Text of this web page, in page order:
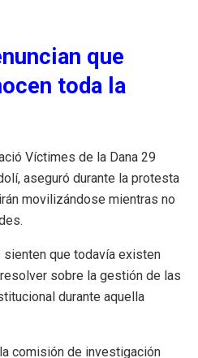
que
toda la
Víctimes de la Dana 29
aseguró durante la protesta
movilizándose mientras no
que todavía existen
sobre la gestión de las
durante aquella
comisión de investigación